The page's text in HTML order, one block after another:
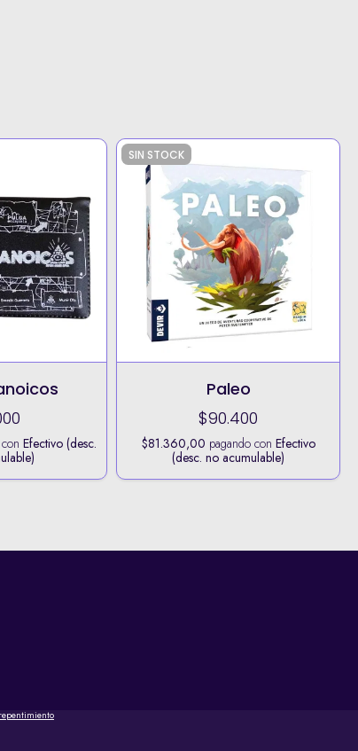
conEfectivo (desc.
SIN STOCK
Paleo
$90.400
$81.360,00 pagando con Efectivo
(desc. no acumulable)